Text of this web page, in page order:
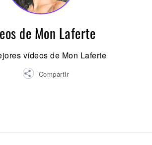
de Mon Laferte
vídeos de Mon Laferte
Compartir